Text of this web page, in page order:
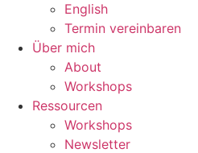
English
Termin vereinbaren
Über mich
About
Workshops
Ressourcen
Workshops
Newsletter